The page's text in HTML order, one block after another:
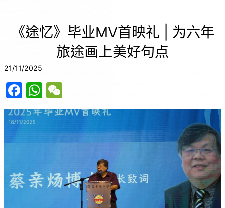
《途忆》毕业MV首映礼 | 为六年
旅途画上美好句点
21/11/2025
F
a
c
e
o
o
W
h
at
s
p
p
e
C
h